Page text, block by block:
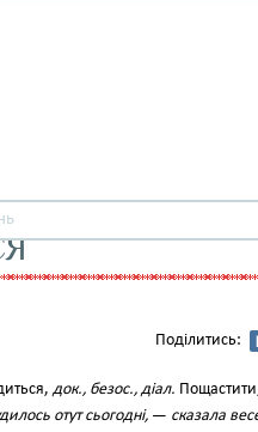
Поділитись:
док., безос., діал.
отут сьогодні, — сказала